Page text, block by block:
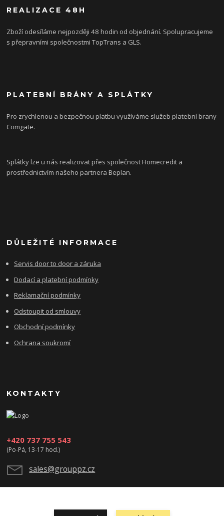
REALIZACE 48H
Zboží odesíláme nejpozději 48 hodin od objednání. Spolupracujeme
s přepravními společnostmi TopTrans a GLS.
PLATEBNÍ BRÁNY A SPLÁTKY
Pro zrychlenou a bezpečnou platbu využíváme služeb platební brany
Comgate.
Splátky lze u nás realizovat přes společnost Homecredit a
prostřednictvím našeho partnera Beplan.
DŮLEŽITÉ INFORMACE
Servis door to door a záruka
Dodací a platební podmínky
Reklamační podmínky
Odstoupit od smlouvy
Obchodní podmínky
Ochrana soukromí
KONTAKTY
+420 737 755 543
(Po-Pá, 13-17 hod.)
sales@grouppz.cz